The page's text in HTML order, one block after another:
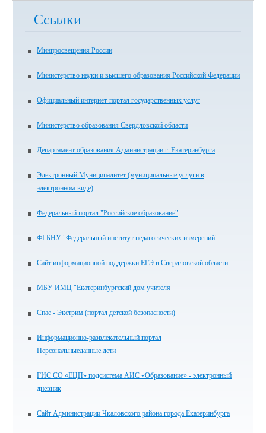
Ссылки
Минпросвещения России
Министерство науки и высшего образования Российской Федерации
Официальный интернет-портал государственных услуг
Министерство образования Свердловской области
Департамент образования Администрации г. Екатеринбурга
Электронный Муниципалитет (муниципальные услуги в
электронном виде)
Федеральный портал "Российское образование"
ФГБНУ "Федеральный институт педагогических измерений"
Сайт информационной поддержки ЕГЭ в Свердловской области
МБУ ИМЦ "Екатеринбургский дом учителя
Спас - Экстрим (портал детской безопасности)
Информационно-развлекательный портал
Персональныеданные.дети
ГИС СО «ЕЦП» подсистема АИС «Образование» - электронный
дневник
Сайт Администрации Чкаловского района города Екатеринбурга